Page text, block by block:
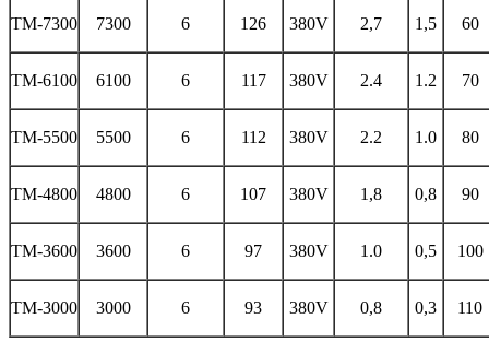
ТМ-7300 7300 6 126 380V 2,7 1,5 60
ТМ-6100 6100 6 117 380V 2.4 1.2 70
ТМ-5500 5500 6 112 380V 2.2 1.0 80
ТМ-4800 4800 6 107 380V 1,8 0,8 90
ТМ-3600 3600 6 97 380V 1.0 0,5 100
ТМ-3000 3000 6 93 380V 0,8 0,3 110